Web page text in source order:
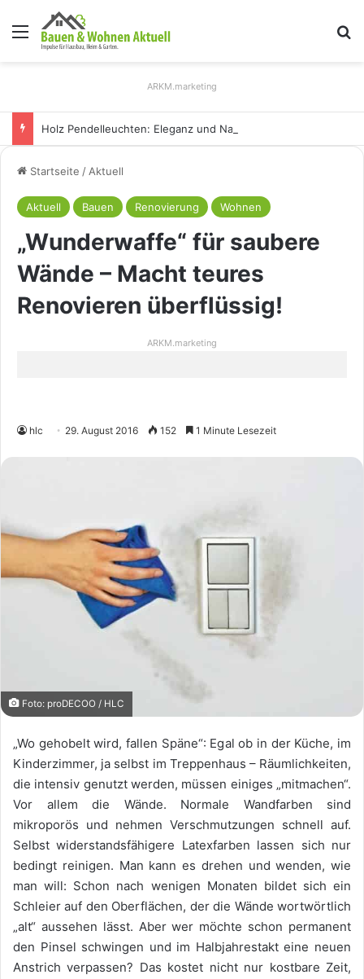
Menü
ARKM.marketing
Startseite / Aktuell
Aktuell Bauen Renovierung Wohnen
„Wunderwaffe“ für saubere
Wände – Macht teures
Renovieren überflüssig!
ARKM.marketing
hlc 29. August 2016 152 1 Minute Lesezeit
Foto: proDECOO / HLC
„Wo gehobelt wird, fallen Späne“: Egal ob in der Küche, im
Kinderzimmer, ja selbst im Treppenhaus – Räumlichkeiten,
die intensiv genutzt werden, müssen einiges „mitmachen“.
Vor allem die Wände. Normale Wandfarben sind
mikroporös und nehmen Verschmutzungen schnell auf.
Selbst widerstandsfähigere Latexfarben lassen sich nur
bedingt reinigen. Man kann es drehen und wenden, wie
man will: Schon nach wenigen Monaten bildet sich ein
Schleier auf den Oberflächen, der die Wände wortwörtlich
„alt“ aussehen lässt. Aber wer möchte schon permanent
den Pinsel schwingen und im Halbjahrestakt eine neuen
Anstrich verpassen? Das kostet nicht nur kostbare Zeit,